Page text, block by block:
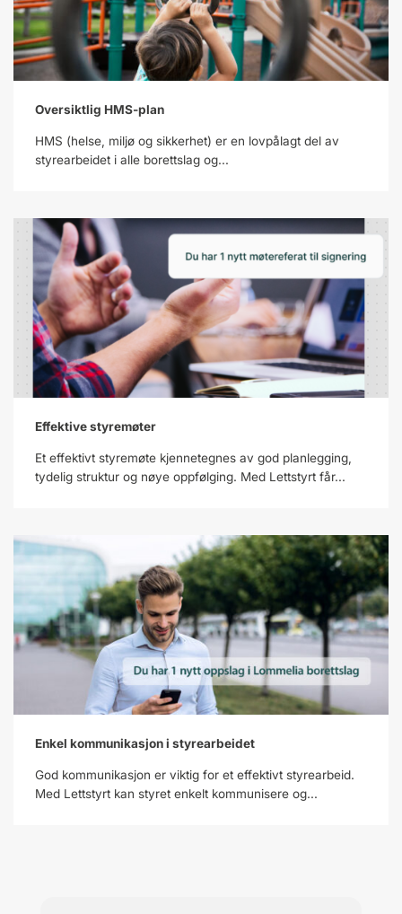
Oversiktlig HMS-plan
HMS (helse, miljø og sikkerhet) er en lovpålagt del av
styrearbeidet i alle borettslag og...
Effektive styremøter
Et effektivt styremøte kjennetegnes av god planlegging,
tydelig struktur og nøye oppfølging. Med Lettstyrt får...
Enkel kommunikasjon i styrearbeidet
God kommunikasjon er viktig for et effektivt styrearbeid.
Med Lettstyrt kan styret enkelt kommunisere og...